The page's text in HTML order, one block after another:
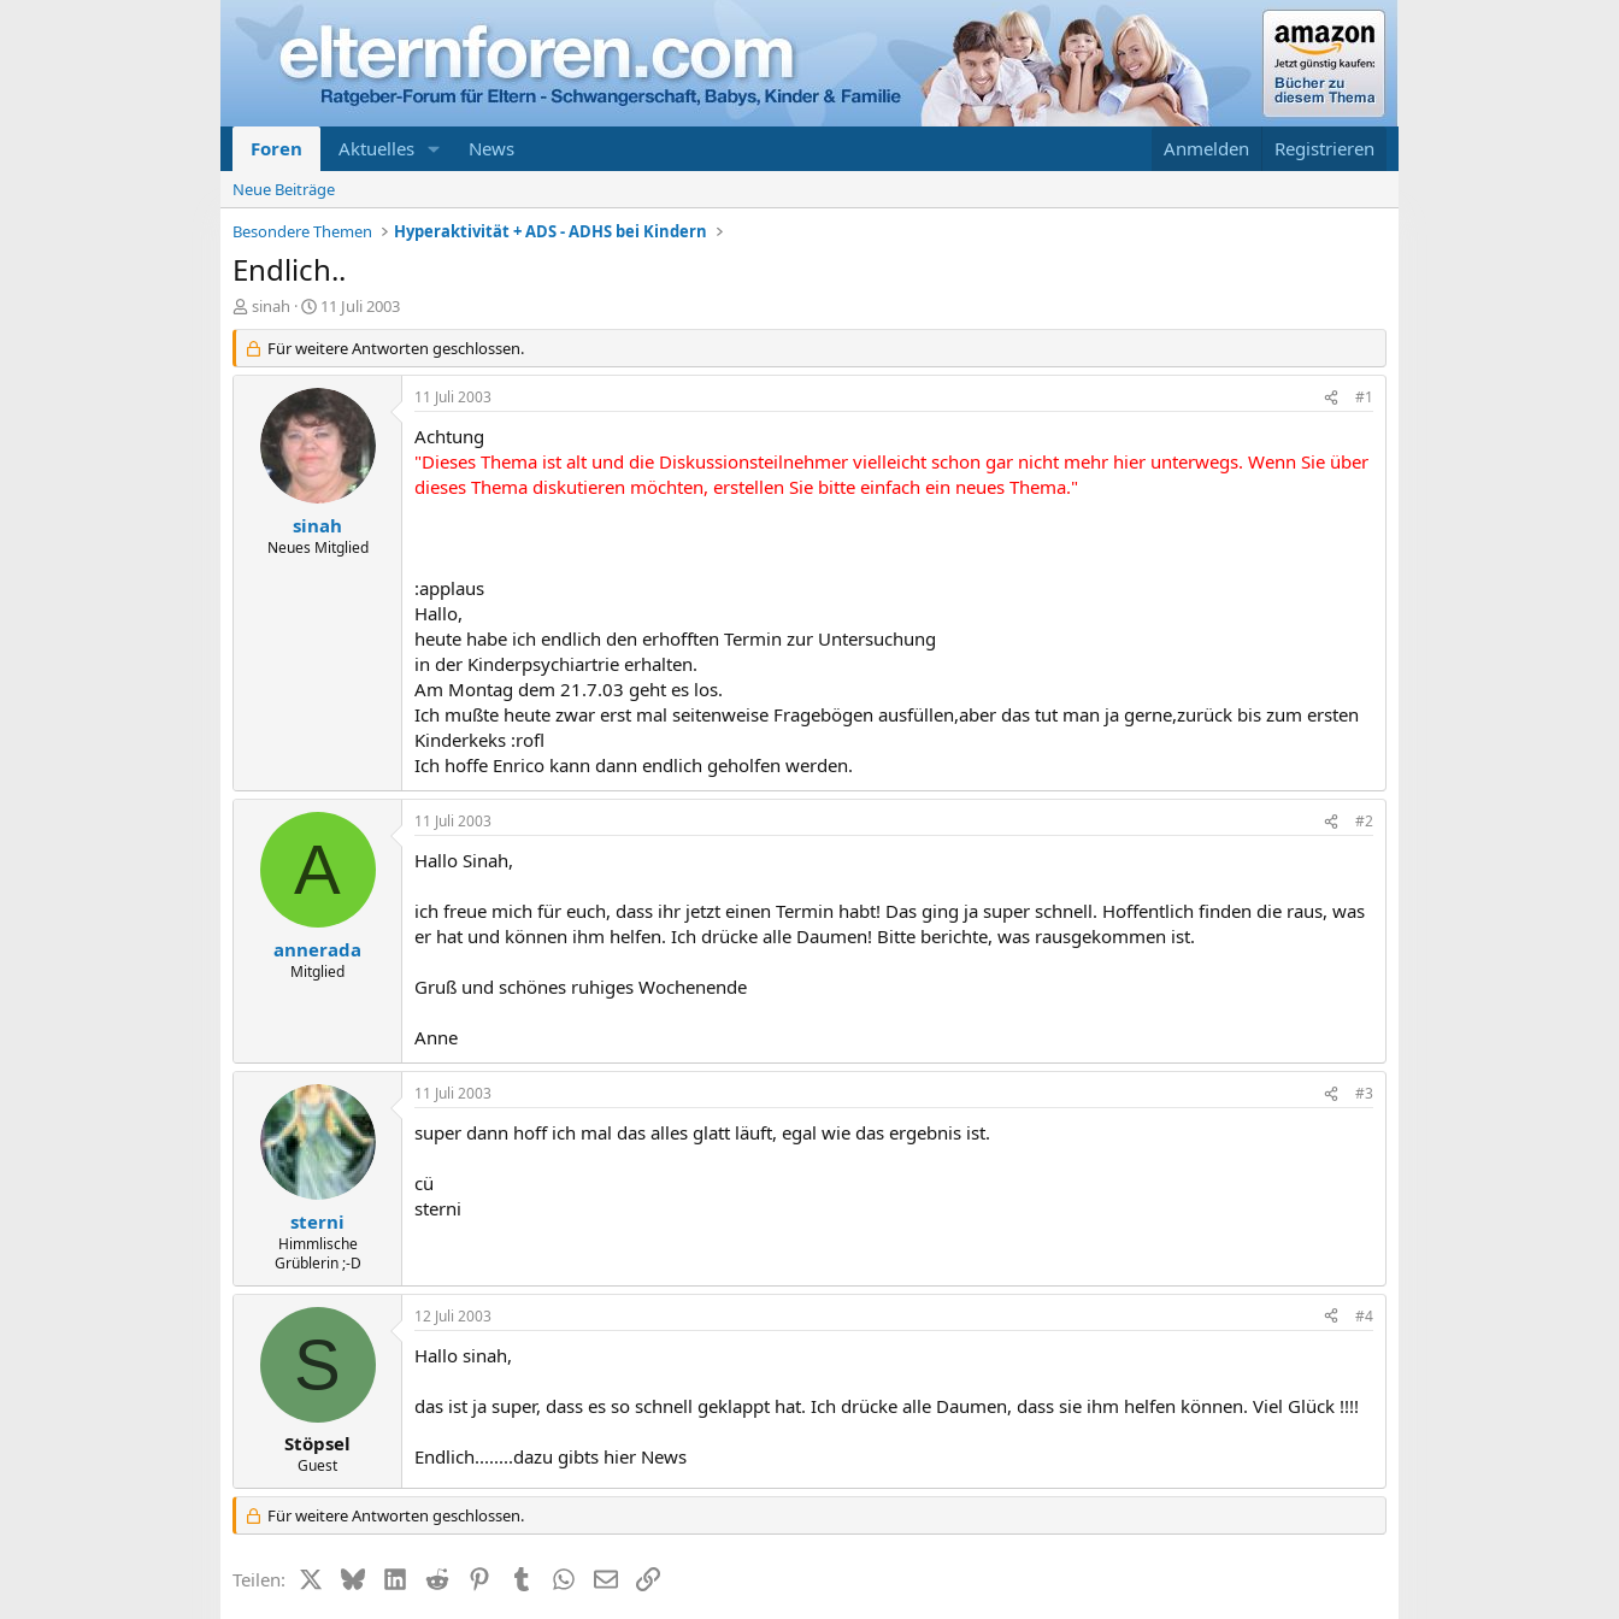
Foren Aktuelles News Anmelden Registrieren
Neue Beiträge
Besondere Themen
Hyperaktivität + ADS - ADHS bei Kindern
Endlich..
E
r
s
t
sinah
E
r
s
t
e
l
l
t
a
m
11 Juli 2003
Für weitere Antworten geschlossen.
sinah
Neues Mitglied
11 Juli 2003 #1
Achtung
"Dieses Thema ist alt und die Diskussionsteilnehmer vielleicht schon gar nicht mehr hier unterwegs. Wenn Sie über
dieses Thema diskutieren möchten, erstellen Sie bitte einfach ein neues Thema."
:applaus
Hallo,
heute habe ich endlich den erhofften Termin zur Untersuchung
in der Kinderpsychiartrie erhalten.
Am Montag dem 21.7.03 geht es los.
Ich mußte heute zwar erst mal seitenweise Fragebögen ausfüllen,aber das tut man ja gerne,zurück bis zum ersten
Kinderkeks :rofl
Ich hoffe Enrico kann dann endlich geholfen werden.
A
annerada
Mitglied
11 Juli 2003 #2
Hallo Sinah,
ich freue mich für euch, dass ihr jetzt einen Termin habt! Das ging ja super schnell. Hoffentlich finden die raus, was
er hat und können ihm helfen. Ich drücke alle Daumen! Bitte berichte, was rausgekommen ist.
Gruß und schönes ruhiges Wochenende
Anne
sterni
Himmlische
Grüblerin ;-D
11 Juli 2003 #3
super dann hoff ich mal das alles glatt läuft, egal wie das ergebnis ist.
cü
sterni
S
Stöpsel
Guest
12 Juli 2003 #4
Hallo sinah,
das ist ja super, dass es so schnell geklappt hat. Ich drücke alle Daumen, dass sie ihm helfen können. Viel Glück !!!!
Endlich........dazu gibts hier News
Für weitere Antworten geschlossen.
Teilen: X (Twitter)
BlueskyLinkedIn
Reddit PinterestTumblrWhatsApp
E-MailLink